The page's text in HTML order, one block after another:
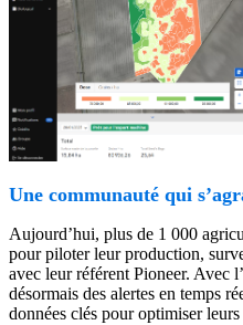
Une communauté qui
Aujourd’hui, plus de 1 000
pour piloter leur production,
avec leur référent Pioneer. Avec
désormais des alertes en temps
données clés pour optimiser